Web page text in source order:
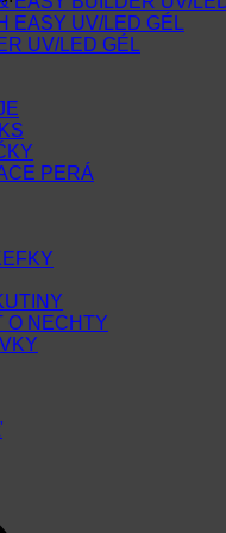
EASY UV/LED GÉL
UV/LED GÉL
PERÁ
O NECHTY